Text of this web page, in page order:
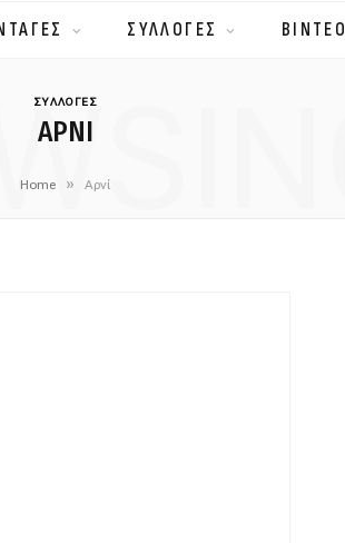
ΣΥΛΛΟΓΕΣ ΒΙΝΤΕΟ
ΣΥΛΛΟΓΕΣ
ΑΡΝΊ
Home » Αρνί